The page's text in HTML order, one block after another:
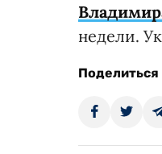
недели.
Поделиться